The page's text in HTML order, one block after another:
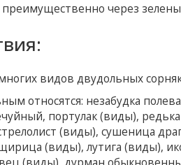
через
видов двудольных
относятся: незабудка
портулак (виды),
(виды), сушеница
(виды), лутига (виды),